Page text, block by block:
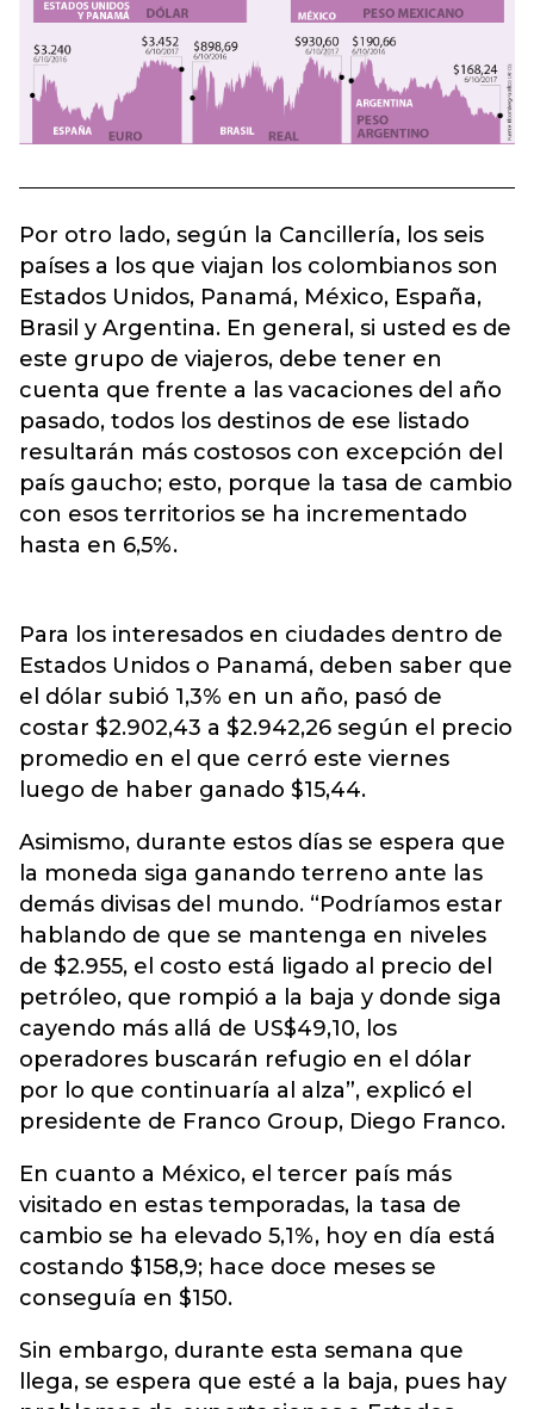
Por otro lado, según la Cancillería, los seis
países a los que viajan los colombianos son
Estados Unidos, Panamá, México, España,
Brasil y Argentina. En general, si usted es de
este grupo de viajeros, debe tener en
cuenta que frente a las vacaciones del año
pasado, todos los destinos de ese listado
resultarán más costosos con excepción del
país gaucho; esto, porque la tasa de cambio
con esos territorios se ha incrementado
hasta en 6,5%.
Para los interesados en ciudades dentro de
Estados Unidos o Panamá, deben saber que
el dólar subió 1,3% en un año, pasó de
costar $2.902,43 a $2.942,26 según el precio
promedio en el que cerró este viernes
luego de haber ganado $15,44.
Asimismo, durante estos días se espera que
la moneda siga ganando terreno ante las
demás divisas del mundo. “Podríamos estar
hablando de que se mantenga en niveles
de $2.955, el costo está ligado al precio del
petróleo, que rompió a la baja y donde siga
cayendo más allá de US$49,10, los
operadores buscarán refugio en el dólar
por lo que continuaría al alza”, explicó el
presidente de Franco Group, Diego Franco.
En cuanto a México, el tercer país más
visitado en estas temporadas, la tasa de
cambio se ha elevado 5,1%, hoy en día está
costando $158,9; hace doce meses se
conseguía en $150.
Sin embargo, durante esta semana que
llega, se espera que esté a la baja, pues hay